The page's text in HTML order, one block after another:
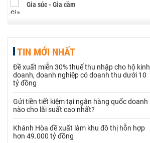
Gia súc - Gia cầm
Hạt điều
Khí đốt
Kim loại khác Mắc ca
Nhựa - Hạt nhựa
TIN MỚI NHẤT
Đề xuất miễn 30% thuế thu nhập cho hộ kinh
doanh, doanh nghiệp có doanh thu dưới 10
tỷ đồng
Gửi tiền tiết kiệm tại ngân hàng quốc doanh
nào cho lãi suất cao nhất?
Khánh Hòa đề xuất làm khu đô thị hỗn hợp
hơn 49.000 tỷ đồng